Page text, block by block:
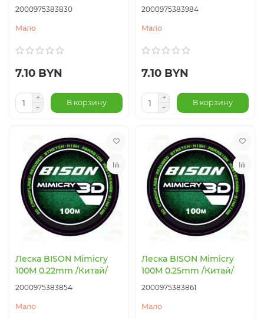
2000975383830
Мало
7.10 BYN
В корзину
2000975383984
Мало
7.10 BYN
В корзину
Леска BISON Mimicry
100M 0.22mm /Китай/
2000975383854
Мало
Леска BISON Mimicry
100M 0.25mm /Китай/
2000975383861
Мало